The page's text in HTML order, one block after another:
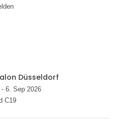
Düsseldorf
6. Sep 2026
C19